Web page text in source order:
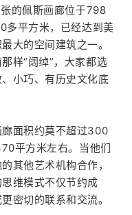
的佩斯画廊位于798
多平方米，已经达到美
大的空间建筑之一。
样“阔绰”，大家都选
小巧、有历史文化底
面积约莫不超过300
平方米左右。当他们
其他艺术机构合作，
维模式不仅节约成
密切的联系和交流。